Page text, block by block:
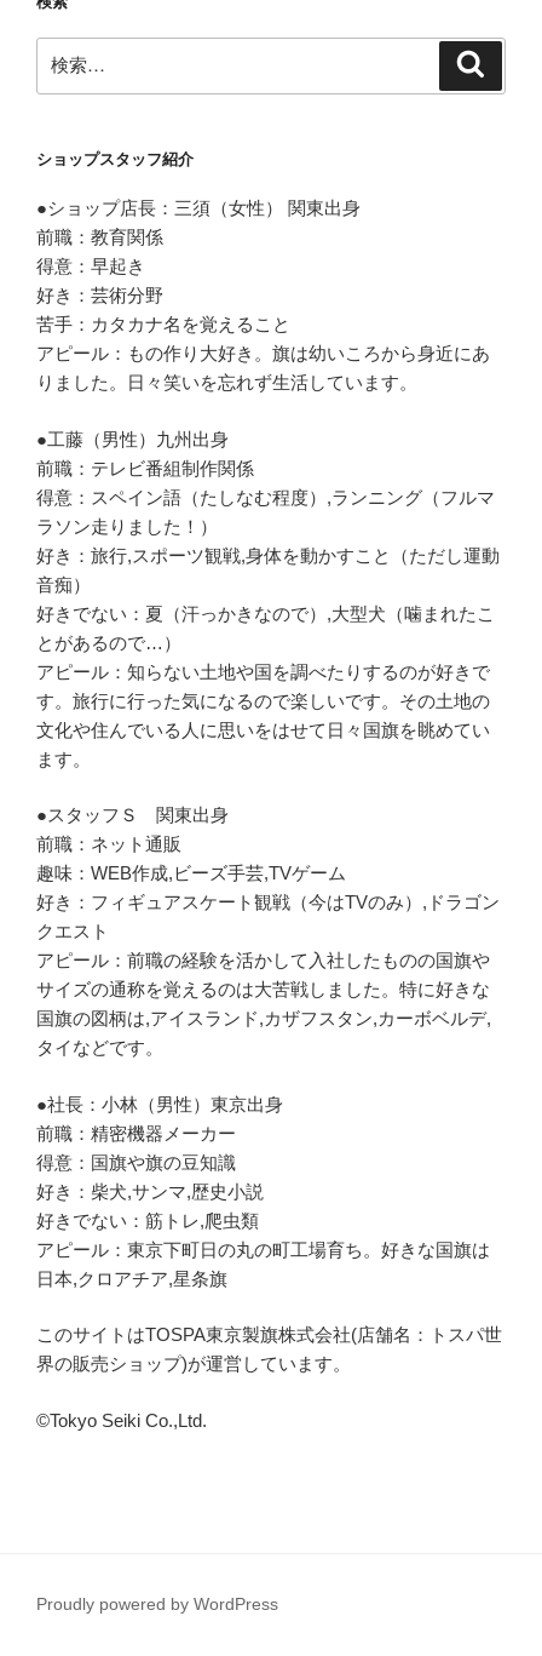
索:
ショップスタッフ紹介
●ショップ店長：三須（女性） 関東出身
前職：教育関係
得意：早起き
好き：芸術分野
苦手：カタカナ名を覚えること
アピール：もの作り大好き。旗は幼いころから身近にあ
りました。日々笑いを忘れず生活しています。
●工藤（男性）九州出身
前職：テレビ番組制作関係
得意：スペイン語（たしなむ程度）,ランニング（フルマ
ラソン走りました！）
好き：旅行,スポーツ観戦,身体を動かすこと（ただし運動
音痴）
好きでない：夏（汗っかきなので）,大型犬（噛まれたこ
とがあるので…）
アピール：知らない土地や国を調べたりするのが好きで
す。旅行に行った気になるので楽しいです。その土地の
文化や住んでいる人に思いをはせて日々国旗を眺めてい
ます。
●スタッフＳ 関東出身
前職：ネット通販
趣味：WEB作成,ビーズ手芸,TVゲーム
好き：フィギュアスケート観戦（今はTVのみ）,ドラゴン
クエスト
アピール：前職の経験を活かして入社したものの国旗や
サイズの通称を覚えるのは大苦戦しました。特に好きな
国旗の図柄は,アイスランド,カザフスタン,カーボベルデ,
タイなどです。
●社長：小林（男性）東京出身
前職：精密機器メーカー
得意：国旗や旗の豆知識
好き：柴犬,サンマ,歴史小説
好きでない：筋トレ,爬虫類
アピール：東京下町日の丸の町工場育ち。好きな国旗は
日本,クロアチア,星条旗
このサイトはTOSPA東京製旗株式会社(店舗名：トスパ世
界の販売ショップ)が運営しています。
©Tokyo Seiki Co.,Ltd.
Proudly powered by WordPress